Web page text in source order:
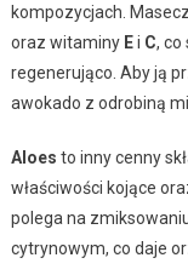
kompozycjach.
oraz witaminy Ei C, co
regenerująco. Aby ją
awokado z odrobiną
Aloes to inny cenny
właściwości kojące
polega na
cytrynowym, co daje